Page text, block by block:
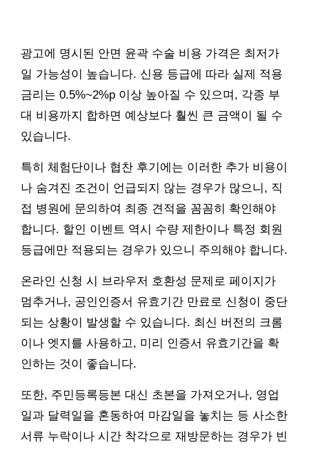
광고에 명시된 안면 윤곽 수술 비용 가격은 최저가
일 가능성이 높습니다. 신용 등급에 따라 실제 적용
금리는 0.5%~2%p 이상 높아질 수 있으며, 각종 부
대 비용까지 합하면 예상보다 훨씬 큰 금액이 될 수
있습니다.
특히 체험단이나 협찬 후기에는 이러한 추가 비용이
나 숨겨진 조건이 언급되지 않는 경우가 많으니, 직
접 병원에 문의하여 최종 견적을 꼼꼼히 확인해야
합니다. 할인 이벤트 역시 수량 제한이나 특정 회원
등급에만 적용되는 경우가 있으니 주의해야 합니다.
온라인 신청 시 브라우저 호환성 문제로 페이지가
멈추거나, 공인인증서 유효기간 만료로 신청이 중단
되는 상황이 발생할 수 있습니다. 최신 버전의 크롬
이나 엣지를 사용하고, 미리 인증서 유효기간을 확
인하는 것이 좋습니다.
또한, 주민등록등본 대신 초본을 가져오거나, 영업
일과 달력일을 혼동하여 마감일을 놓치는 등 사소한
서류 누락이나 시간 착각으로 재방문하는 경우가 빈